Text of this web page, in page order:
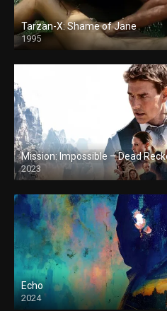
Tarzan-X: Shame of Jane
1995
Mission: Impossible – Dead
2023
Echo
2024